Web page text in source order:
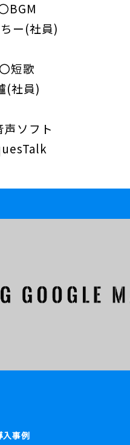
BGM
ー(社員)
〇短歌
(社員)
声ソフト
入事例